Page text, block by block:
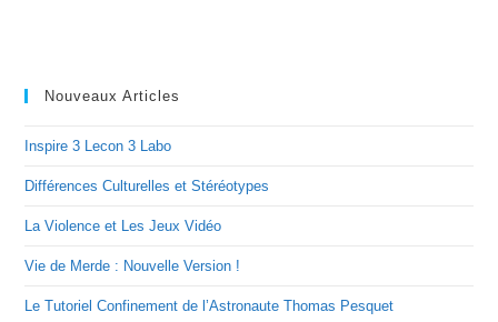
Nouveaux Articles
Inspire 3 Lecon 3 Labo
Différences Culturelles et Stéréotypes
La Violence et Les Jeux Vidéo
Vie de Merde : Nouvelle Version !
Le Tutoriel Confinement de l’Astronaute Thomas Pesquet